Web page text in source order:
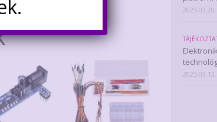
2025.03.20.
2025.03.12.